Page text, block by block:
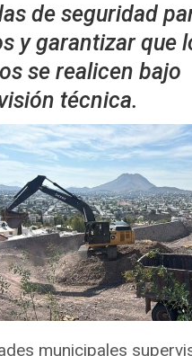
de seguridad
y garantizar que
se realicen bajo
técnica.
municipales